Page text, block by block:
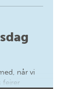
når vi
fejrer